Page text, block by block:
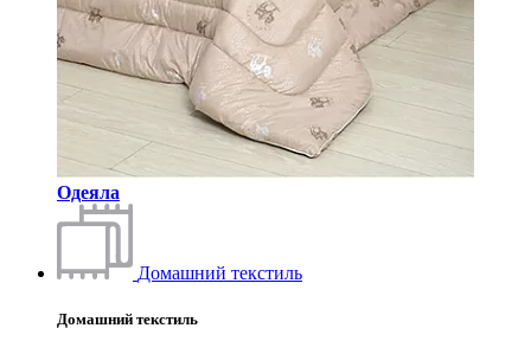
Одеяла
Домашний текстиль
Домашний текстиль